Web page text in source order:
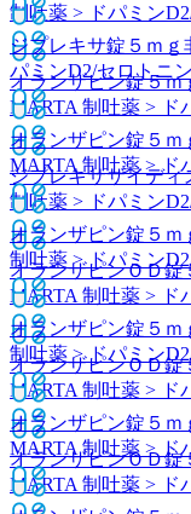
制吐薬 > ドパミン
オランザピン錠５ｍ
MARTA 制吐薬 > ド
ジプレキサザイディ
制吐薬 > ドパミン
オランザピンＯＤ錠
MARTA 制吐薬 > ド
オランザピンＯＤ錠
MARTA 制吐薬 > ド
オランザピンＯＤ錠
MARTA 制吐薬 > ド
ジプレキサ錠５ｍｇ
パミンD2/セロトニ
オランザピン錠５ｍ
MARTA 制吐薬 > ド
オランザピン錠５ｍ
制吐薬 > ドパミン
オランザピン錠５ｍ
制吐薬 > ドパミン
オランザピン錠５ｍ
MARTA 制吐薬 > ド